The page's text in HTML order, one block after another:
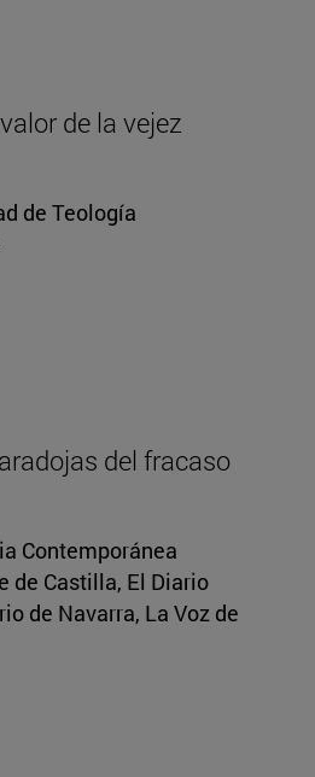
de la vejez
de Teología
del fracaso
Contemporánea
de Castilla, El Diario
de Navarra, La Voz de